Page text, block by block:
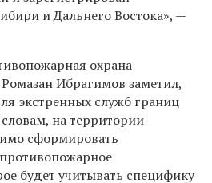
и Дальнего Востока», —
охрана
Ибрагимов заметил,
экстренных служб границ
на территории
сформировать
будет учитывать специфику